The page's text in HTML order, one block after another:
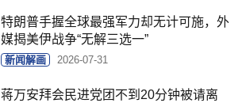
特朗普手握全球最强军力却无计可施，外
媒揭美伊战争“无解三选一”
新闻解画 2026-07-31
蒋万安拜会民进党团不到20分钟被请离